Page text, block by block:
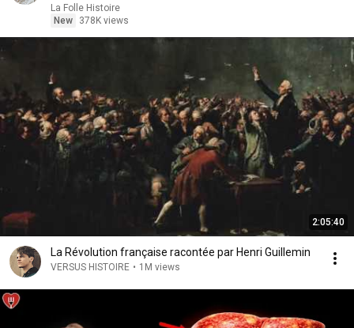
La Folle Histoire
New
378K views
2:05:40
La Révolution française racontée par Henri Guillemin
VERSUS HISTOIRE • 1M views